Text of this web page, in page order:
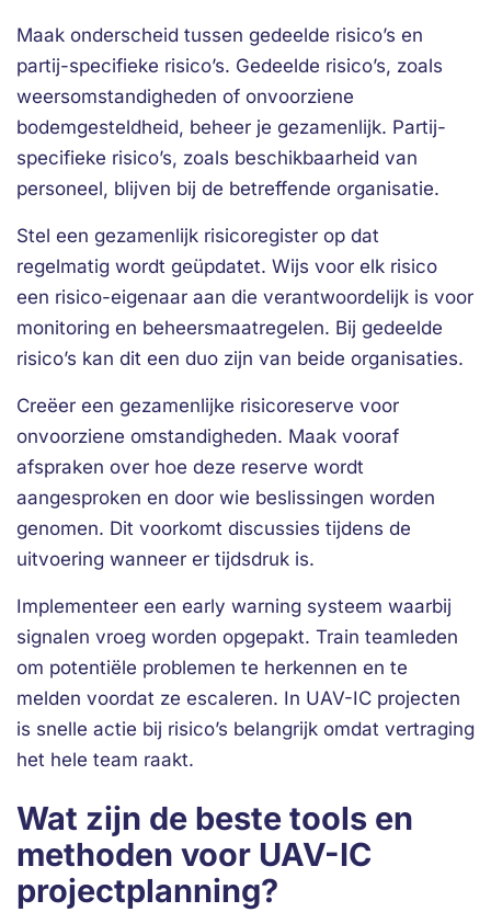
Maak onderscheid tussen gedeelde risico’s en
partij-specifieke risico’s. Gedeelde risico’s, zoals
weersomstandigheden of onvoorziene
bodemgesteldheid, beheer je gezamenlijk. Partij-
specifieke risico’s, zoals beschikbaarheid van
personeel, blijven bij de betreffende organisatie.
Stel een gezamenlijk risicoregister op dat
regelmatig wordt geüpdatet. Wijs voor elk risico
een risico-eigenaar aan die verantwoordelijk is voor
monitoring en beheersmaatregelen. Bij gedeelde
risico’s kan dit een duo zijn van beide organisaties.
Creëer een gezamenlijke risicoreserve voor
onvoorziene omstandigheden. Maak vooraf
afspraken over hoe deze reserve wordt
aangesproken en door wie beslissingen worden
genomen. Dit voorkomt discussies tijdens de
uitvoering wanneer er tijdsdruk is.
Implementeer een early warning systeem waarbij
signalen vroeg worden opgepakt. Train teamleden
om potentiële problemen te herkennen en te
melden voordat ze escaleren. In UAV-IC projecten
is snelle actie bij risico’s belangrijk omdat vertraging
het hele team raakt.
Wat zijn de beste tools en
methoden voor UAV-IC
projectplanning?